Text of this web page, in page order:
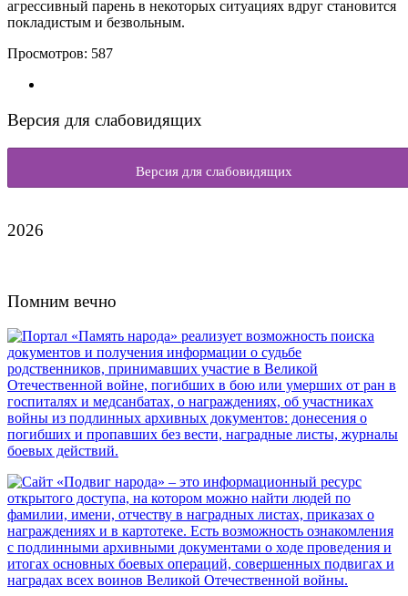
агрессивный парень в некоторых ситуациях вдруг становится
покладистым и безвольным.
Просмотров: 587
Версия для слабовидящих
Версия для слабовидящих
2026
Помним вечно